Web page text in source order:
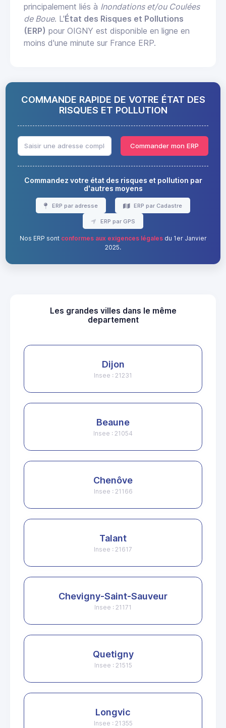
principalement liés à Inondations et/ou Coulées
de Boue. L'État des Risques et Pollutions
(ERP) pour OIGNY est disponible en ligne en
moins d'une minute sur France ERP.
COMMANDE RAPIDE DE VOTRE ÉTAT DES
RISQUES ET POLLUTION
Commander mon ERP
Commandez votre état des risques et pollution par
d'autres moyens
ERP par adresse ERP par Cadastre
ERP par GPS
Nos ERP sont conformes aux exigences légalesdu 1er Janvier
2025.
Les grandes villes dans le même
departement
Dijon
Insee : 21231
Beaune
Insee : 21054
Chenôve
Insee : 21166
Talant
Insee : 21617
Chevigny-Saint-Sauveur
Insee : 21171
Quetigny
Insee : 21515
Longvic
Insee : 21355